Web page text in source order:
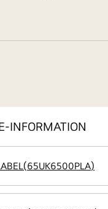
INFORMATION
(65UK6500PLA)